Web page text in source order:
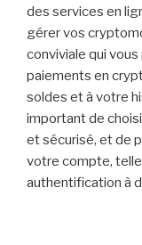
des services en
gérer vos
conviviale qui
paiements en
soldes et à votre
important de
et sécurisé, et de
votre compte,
authentification à